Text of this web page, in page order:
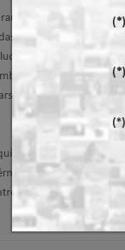
años una de las
completas de
de la edificación
y entenderse
capaz de generar
completo de la
trabajan
(*)
(*)
(*)